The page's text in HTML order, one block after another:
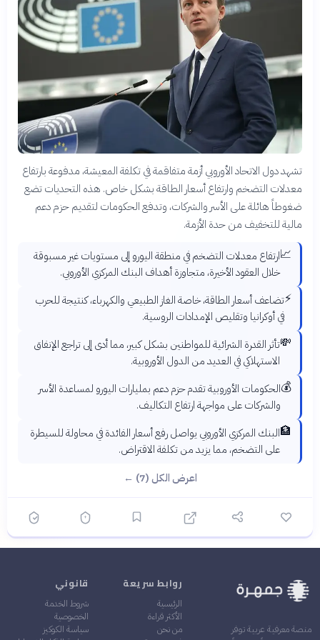
تشهد دول الاتحاد الأوروبي أزمة متفاقمة في تكلفة المعيشة، مدفوعة بارتفاع
معدلات التضخم وارتفاع أسعار الطاقة بشكل خاص. هذه التحديات تضع
ضغوطاً هائلة على الأسر والشركات، وتدفع الحكومات لتقديم حزم دعم
مالية للتخفيف من حدة الأزمة.
📈ارتفاع معدلات التضخم في منطقة اليورو إلى مستويات غير مسبوقة
خلال العقود الأخيرة، متجاوزة أهداف البنك المركزي الأوروبي.
⚡تضاعف أسعار الطاقة، خاصة الغاز الطبيعي والكهرباء، كنتيجة للحرب
في أوكرانيا وتقليص الإمدادات الروسية.
💸تأثر القدرة الشرائية للمواطنين بشكل كبير، مما أدى إلى تراجع الإنفاق
الاستهلاكي في العديد من الدول الأوروبية.
💰الحكومات الأوروبية تقدم حزم دعم بمليارات اليورو لمساعدة الأسر
والشركات على مواجهة ارتفاع التكاليف.
🏦البنك المركزي الأوروبي يواصل رفع أسعار الفائدة في محاولة للسيطرة
على التضخم، مما يزيد من تكلفة الاقتراض.
اعرض الكل (7) ←
منصة معرفية عربية توفر
روابط سريعة
الرئيسية
الأكثر قراءة
من نحن
قانوني
شروط الخدمة
الخصوصية
سياسة الكوكيز